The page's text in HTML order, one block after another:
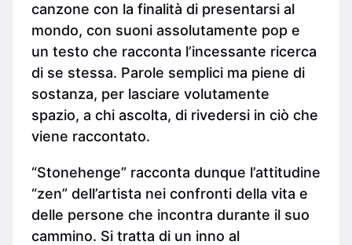
canzone con la finalità di presentarsi al
mondo, con suoni assolutamente pop e
un testo che racconta l’incessante ricerca
di se stessa. Parole semplici ma piene di
sostanza, per lasciare volutamente
spazio, a chi ascolta, di rivedersi in ciò che
viene raccontato.
“Stonehenge” racconta dunque l’attitudine
“zen” dell’artista nei confronti della vita e
delle persone che incontra durante il suo
cammino. Si tratta di un inno al